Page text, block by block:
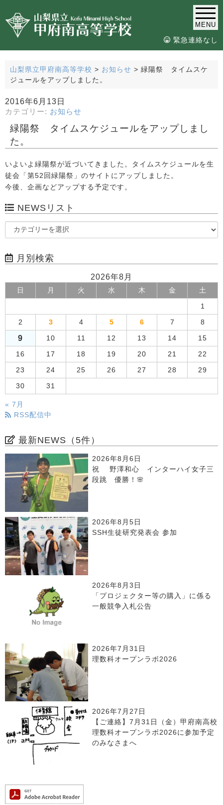
MENU
緊急連絡なし
山梨県立甲府南高等学校 > お知らせ > 緑陽祭 タイムスケ
ジュールをアップしました。
2016年6月13日
カテゴリー: お知らせ
緑陽祭 タイムスケジュールをアップしまし
た。
いよいよ緑陽祭が近づいてきました。タイムスケジュールを生
徒会「第52回緑陽祭」のサイトにアップしました。
今後、企画などアップする予定です。
NEWSリスト
月別検索
2026年8月
日 月 火 水 木 金 土
1
2 3 4 5 6 7 8
9 10 11 12 13 14 15
16 17 18 19 20 21 22
23 24 25 26 27 28 29
30 31
« 7月
RSS配信中
最新NEWS（5件）
2026年8月6日
祝 野澤和心 インターハイ女子三
段跳 優勝！🌸
2026年8月5日
SSH生徒研究発表会 参加
2026年8月3日
「プロジェクター等の購入」に係る
一般競争入札公告
2026年7月31日
理数科オープンラボ2026
2026年7月27日
【ご連絡】7月31日（金）甲府南高校
理数科オープンラボ2026に参加予定
のみなさまへ